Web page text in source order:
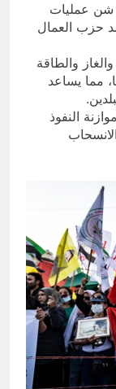
شن عمليات
حزب العمال
والطاقة
مما يساعد
النفوذ